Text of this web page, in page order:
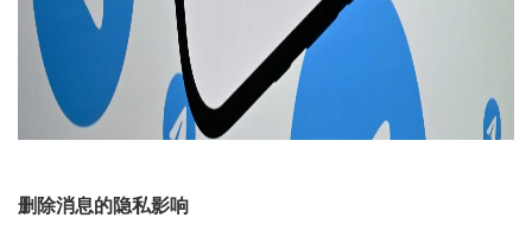
删除消息的隐私影响